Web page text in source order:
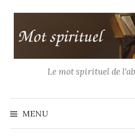
contenu
Le mot spirituel de
MENU